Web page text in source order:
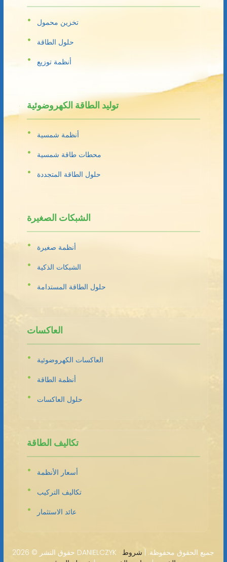
تخزين محمول
حلول الطاقة
أنظمة توزيع
توليد الطاقة الكهروضوئية
أنظمة شمسية
محطات طاقة شمسية
حلول الطاقة المتجددة
الشبكات الصغيرة
أنظمة صغيرة
الشبكات الذكية
حلول الطاقة المستدامة
العاكسات
العاكسات الكهروضوئية
أنظمة الطاقة
حلول العاكسات
تكاليف الطاقة
أسعار الأنظمة
تكاليف التركيب
عائد الاستثمار
حقوق النشر © 2026 DANIELCZYK · جميع الحقوق محفوظة. | شروط